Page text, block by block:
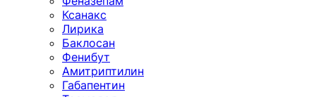
Ксанакс
Лирика
Баклосан
Фенибут
Амитриптилин
Габапентин